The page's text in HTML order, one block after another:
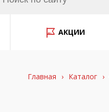
АКЦИИ
Главная › Каталог ›